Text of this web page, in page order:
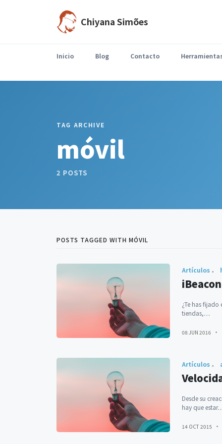
Chiyana Simões
Inicio Blog Contacto
TAG ARCHIVE
móvil
2 POSTS
POSTS TAGGED WITH MÓVIL
Artículos
iBeacon
¿Te has
tiendas,…
08 JUN 2016
Artículos
Desde su
hay que
14 OCT 2015